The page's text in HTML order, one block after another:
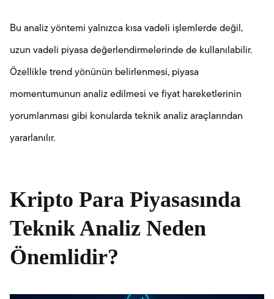
Bu analiz yöntemi yalnızca kısa vadeli işlemlerde değil,
uzun vadeli piyasa değerlendirmelerinde de kullanılabilir.
Özellikle trend yönünün belirlenmesi, piyasa
momentumunun analiz edilmesi ve fiyat hareketlerinin
yorumlanması gibi konularda teknik analiz araçlarından
yararlanılır.
Kripto Para Piyasasında
Teknik Analiz Neden
Önemlidir?